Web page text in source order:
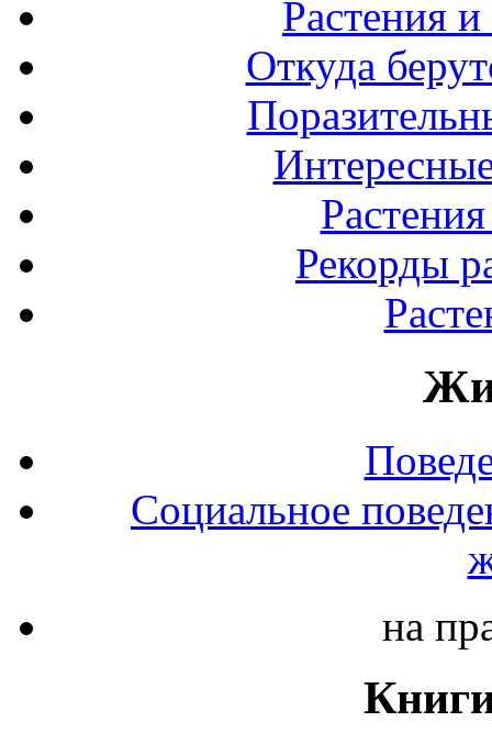
Растения
Откуда
Рекорды
Социальное
на